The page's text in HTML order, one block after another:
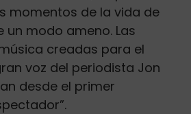
momentos de la vida de
un modo ameno. Las
creadas para el
voz del periodista Jon
desde el primer